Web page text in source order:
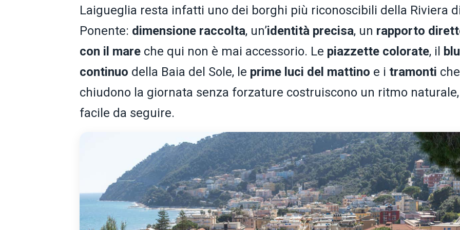
Laigueglia resta infatti uno dei borghi più riconoscibili della Riviera
Ponente: dimensione raccolta, un’identità precisa, un rapporto
con il mare che qui non è mai accessorio. Le piazzette colorate, il blu
continuo della Baia del Sole, le prime luci del mattino e i tramonti che
chiudono la giornata senza forzature costruiscono un ritmo naturale,
facile da seguire.